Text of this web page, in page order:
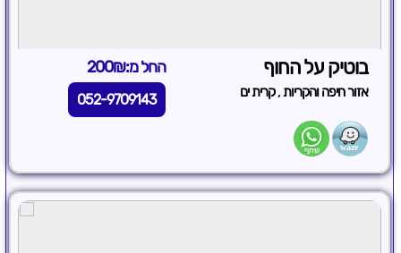
בוטיק על החוף החל מ:200₪
אזור חיפה והקריות,קרית ים 052-9709143